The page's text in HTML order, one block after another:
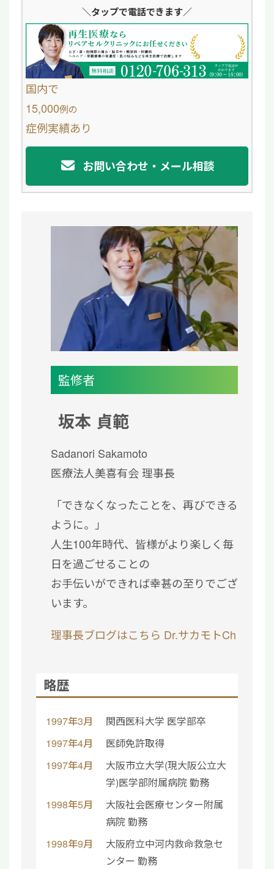
n
e
c
e
b
o
＼タップで電話できます／
国内で
15,000例の
症例実績あり
お問い合わせ・メール相談
監修者
坂本 貞範
Sadanori Sakamoto
医療法人美喜有会 理事長
「できなくなったことを、再びできる
ように。」
人生100年時代、皆様がより楽しく毎
日を過ごせることの
お手伝いができれば幸甚の至りでござ
います。
理事長ブログはこちら Dr.サカモトCh
略歴
1997年3月
関西医科大学 医学部卒
1997年4月
医師免許取得
1997年4月
大阪市立大学(現大阪公立大
学)医学部附属病院 勤務
1998年5月
大阪社会医療センター附属
病院 勤務
1998年9月
大阪府立中河内救命救急セ
ンター 勤務